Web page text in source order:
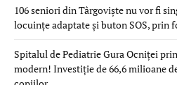
106 seniori din Târgoviște nu vor fi
locuințe adaptate și buton SOS, prin
Spitalul de Pediatrie Gura Ocniței
modern! Investiție de 66,6 milioane